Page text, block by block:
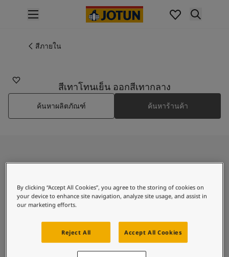
การทาสีภายใน
ไปที่แคตตาล็อกสินค้า
เฉดสี
เฉดสีทาภายใน
สีภายใน
แรงบันดาลใจ
แรงบันดาลใจสีทาภายใน
บทความแรงบันดาลใจจากโจตันสำหรับบ้านของคุณ
สีภายใน
สีเทาโทนเย็น ออกสีเทากลาง
ค้นหาผลิตภัณฑ์ ค้นหาร้านค้า
ค้นพบ Ebony
A neutral, cool grayscale
การผสมสีที่แนะนำ
By clicking “Accept All Cookies”, you agree to the storing of cookies on
your device to enhance site navigation, analyze site usage, and assist in
our marketing efforts.
Reject All Accept All Cookies